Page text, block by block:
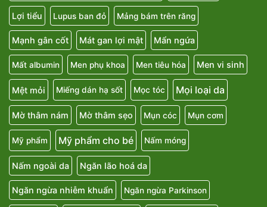
Lợi tiểu Lupus ban đỏ Mảng bám trên răng
Mạnh gân cốt Mát gan lợi mật Mẩn ngứa
Mất albumin Men phụ khoa Men tiêu hóa Men vi sinh
Mệt mỏi Miếng dán hạ sốt Mọc tóc Mọi loại da
Mờ thâm nám Mờ thâm sẹo Mụn cóc Mụn cơm
Mỹ phẩm Mỹ phẩm cho bé Nấm móng
Nấm ngoài da Ngăn lão hoá da
Ngăn ngừa nhiễm khuẩn Ngăn ngừa Parkinson